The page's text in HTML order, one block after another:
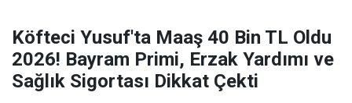
Köfteci Yusuf'ta Maaş 40 Bin TL Oldu
2026! Bayram Primi, Erzak Yardımı ve
Sağlık Sigortası Dikkat Çekti